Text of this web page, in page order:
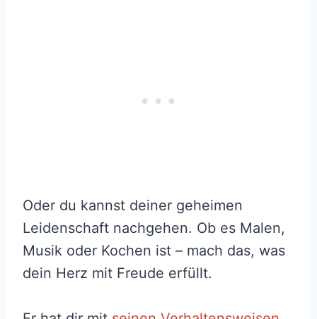
Oder du kannst deiner geheimen
Leidenschaft nachgehen. Ob es Malen,
Musik oder Kochen ist – mach das, was
dein Herz mit Freude erfüllt.